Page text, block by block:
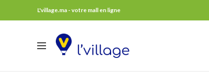
L'village.ma - votre mall en ligne